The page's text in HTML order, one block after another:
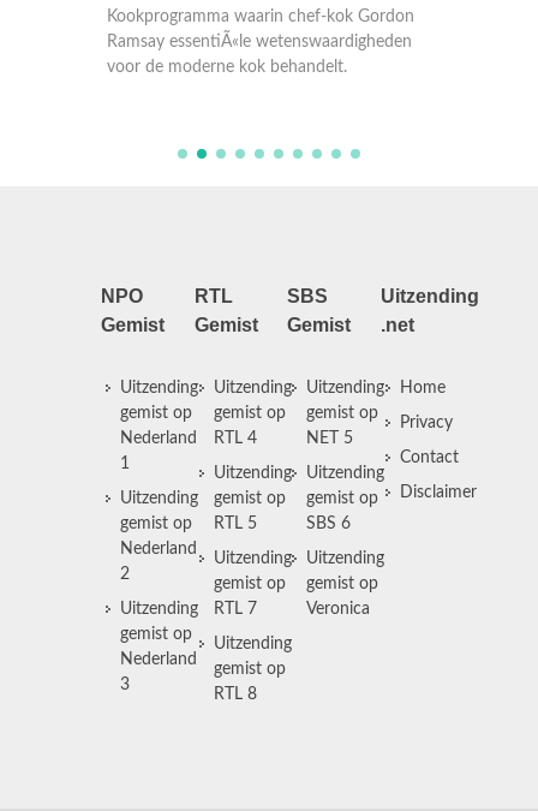
Kookprogramma waarin chef-kok Gordon
Ramsay essentiÃ«le wetenswaardigheden
voor de moderne kok behandelt.
NPO
Gemist
Uitzending
gemist op
Nederland
1
Uitzending
gemist op
Nederland
2
Uitzending
gemist op
Nederland
3
RTL
Gemist
Uitzending
gemist op
RTL 4
Uitzending
gemist op
RTL 5
Uitzending
gemist op
RTL 7
Uitzending
gemist op
RTL 8
SBS
Gemist
Uitzending
gemist op
NET 5
Uitzending
gemist op
SBS 6
Uitzending
gemist op
Veronica
Uitzending
.net
Home
Privacy
Contact
Disclaimer